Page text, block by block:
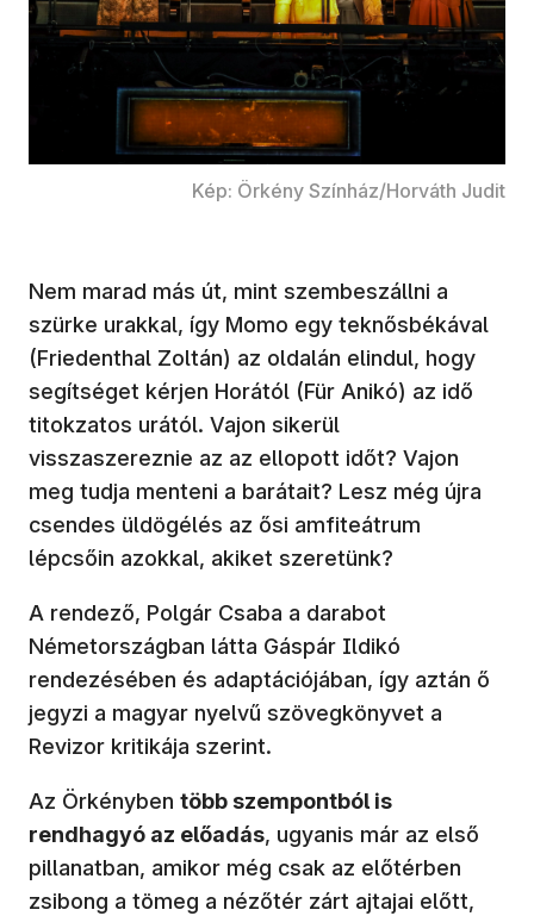
Kép: Örkény Színház/Horváth Judit
Nem marad más út, mint szembeszállni a
szürke urakkal, így Momo egy teknősbékával
(Friedenthal Zoltán) az oldalán elindul, hogy
segítséget kérjen Horától (Für Anikó) az idő
titokzatos urától. Vajon sikerül
visszaszereznie az az ellopott időt? Vajon
meg tudja menteni a barátait? Lesz még újra
csendes üldögélés az ősi amfiteátrum
lépcsőin azokkal, akiket szeretünk?
A rendező, Polgár Csaba a darabot
Németországban látta Gáspár Ildikó
rendezésében és adaptációjában, így aztán ő
jegyzi a magyar nyelvű szövegkönyvet a
Revizor kritikája szerint.
Az Örkényben több szempontból is
rendhagyó az előadás, ugyanis már az első
pillanatban, amikor még csak az előtérben
zsibong a tömeg a nézőtér zárt ajtajai előtt,